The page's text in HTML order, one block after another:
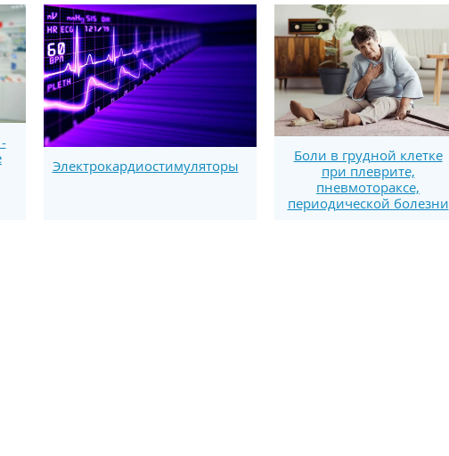
Электрокардиостимуляторы
Боли в грудной клетке
при плеврите,
пневмотораксе,
периодической болезни